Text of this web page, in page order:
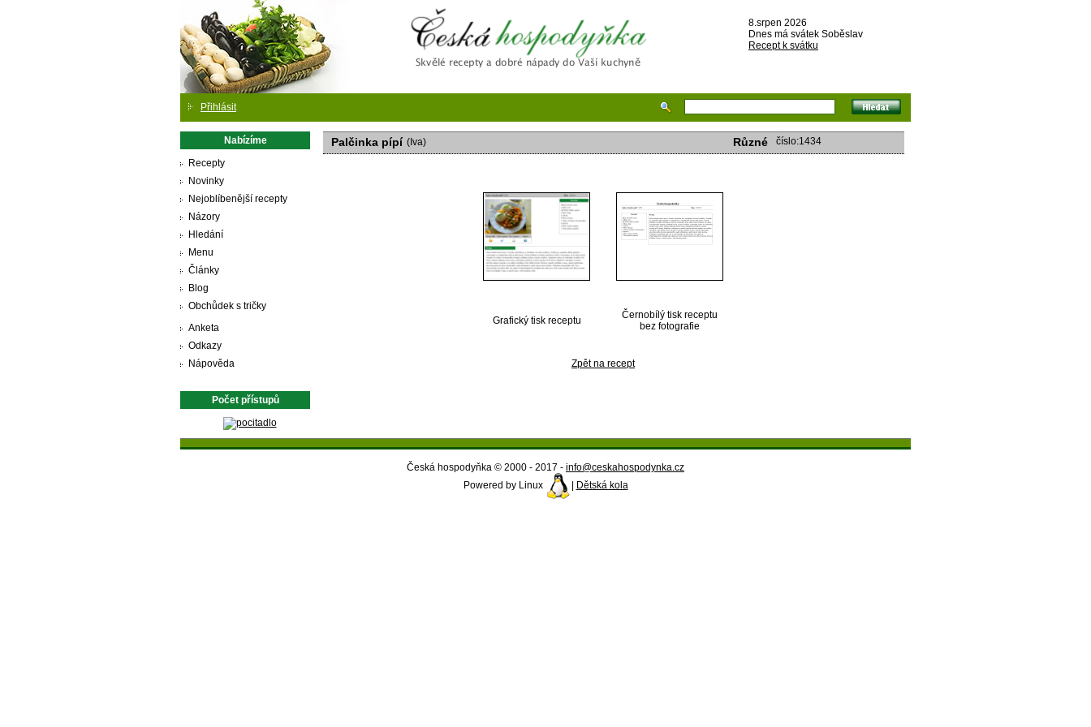
Česká hospodyňka
8.srpen 2026
Dnes má svátek Soběslav
Recept k svátku
Přihlásit
Nabízíme
Recepty
Novinky
Nejoblíbenější recepty
Názory
Hledání
Menu
Články
Blog
Obchůdek s tričky
Anketa
Odkazy
Nápověda
Počet přístupů
Palčinka pípí (Iva) Různé číslo:1434
Grafický tisk receptu
Černobílý tisk receptu
bez fotografie
Zpět na recept
Česká hospodyňka © 2000 - 2017 - info@ceskahospodynka.cz
Powered by Linux
Dětská kola